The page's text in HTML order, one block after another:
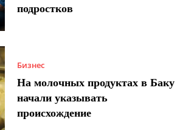
подростков
Бизнес
На молочных продуктах в Баку
начали указывать
происхождение